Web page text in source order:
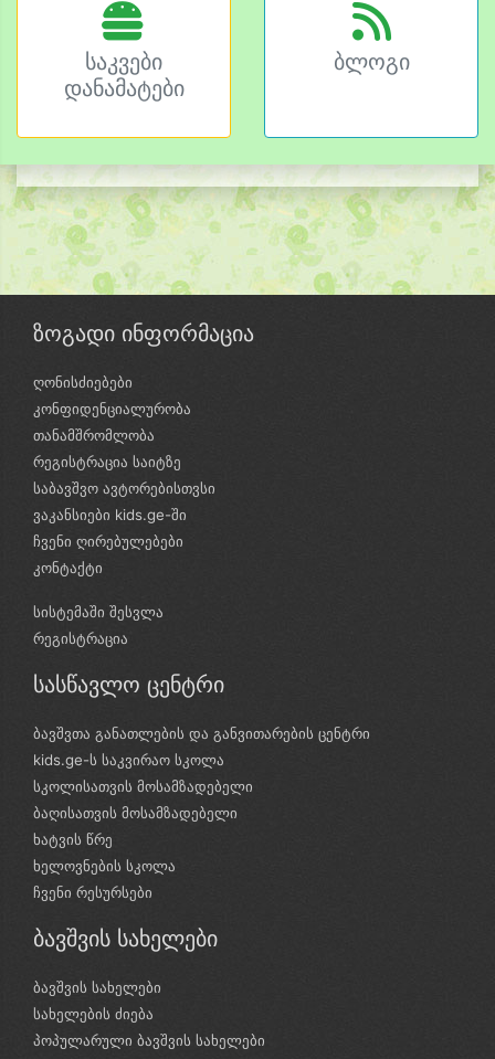
საკვები
დანამატები
ბლოგი
ზოგადი ინფორმაცია
ღონისძიებები
კონფიდენციალურობა
თანამშრომლობა
რეგისტრაცია საიტზე
საბავშვო ავტორებისთვსი
ვაკანსიები kids.ge-ში
ჩვენი ღირებულებები
კონტაქტი
სისტემაში შესვლა
რეგისტრაცია
სასწავლო ცენტრი
ბავშვთა განათლების და განვითარების ცენტრი
kids.ge-ს საკვირაო სკოლა
სკოლისათვის მოსამზადებელი
ბაღისათვის მოსამზადებელი
ხატვის წრე
ხელოვნების სკოლა
ჩვენი რესურსები
ბავშვის სახელები
ბავშვის სახელები
სახელების ძიება
პოპულარული ბავშვის სახელები